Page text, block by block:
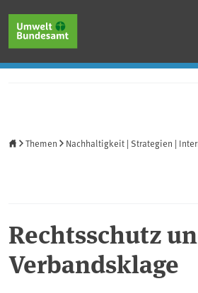
Themen Nachhaltigkeit | Strategien |
Rechtsschutz
Verbandsklage